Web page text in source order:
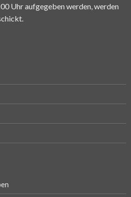
Uhr aufgegeben werden, werden